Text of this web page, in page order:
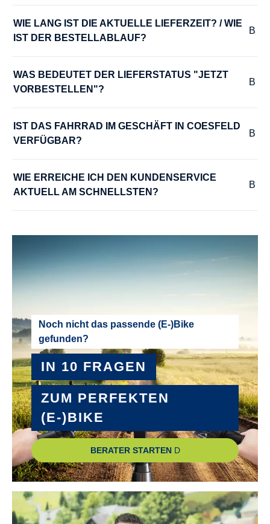
WIE LANG IST DIE AKTUELLE LIEFERZEIT? / WIE
IST DER BESTELLABLAUF?
WAS BEDEUTET DER LIEFERSTATUS "JETZT
VORBESTELLEN"?
IST DAS FAHRRAD IM GESCHÄFT IN COESFELD
VERFÜGBAR?
WIE ERREICHE ICH DEN KUNDENSERVICE
AKTUELL AM SCHNELLSTEN?
Noch nicht das passende (E-)Bike
gefunden?
IN 10 FRAGEN
ZUM PERFEKTEN
(E-)BIKE
BERATER STARTEN